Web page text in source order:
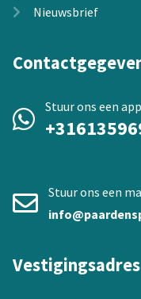
Nieuwsbrief
Stuur ons een
Stuur ons een
Vestigingsadres